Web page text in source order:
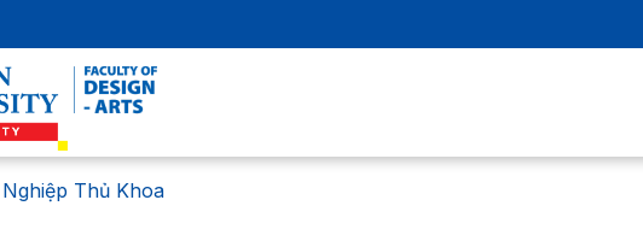
Thủ Khoa